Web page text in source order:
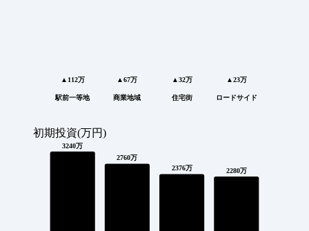
▲112万
駅前一等地
▲67万
商業地域
▲32万
住宅街
▲23万
ロードサイド
初期投資(万円)
3240万
2760万
2376万 2280万